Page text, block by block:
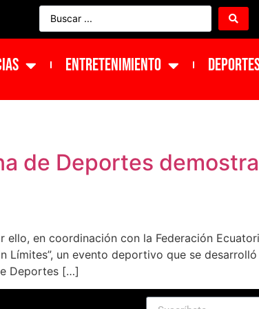
ENTRETENIMIENTO
de Deportes
en coordinación con la Federación
Límites”, un evento deportivo que se
Deportes […]